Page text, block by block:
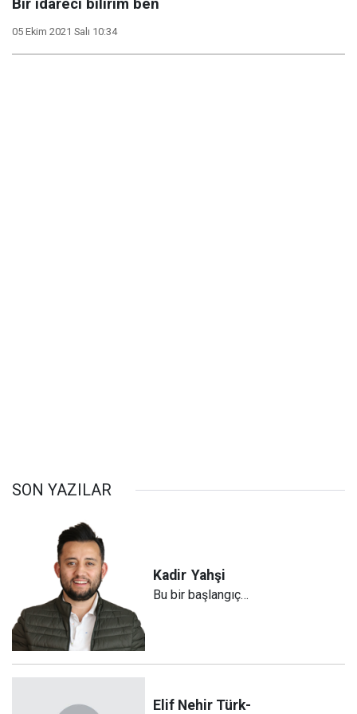
Bir idareci bilirim ben
05 Ekim 2021 Salı 10:34
SON YAZILAR
Kadir Yahşi
Bu bir başlangıç…
Elif Nehir Türk-